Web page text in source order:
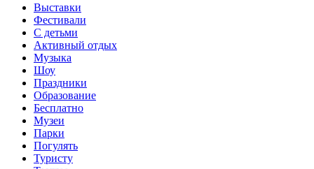
Выставки
Фестивали
С детьми
Активный отдых
Музыка
Шоу
Праздники
Образование
Бесплатно
Музеи
Парки
Погулять
Туристу